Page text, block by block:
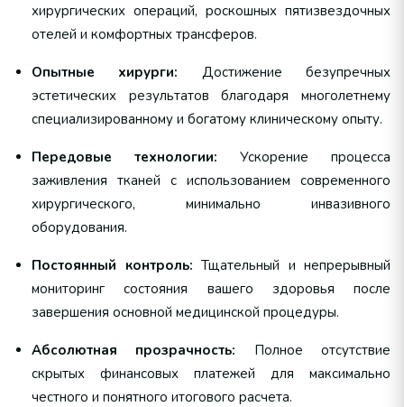
хирургических операций, роскошных пятизвездочных
отелей и комфортных трансферов.
Опытные хирурги: Достижение безупречных
эстетических результатов благодаря многолетнему
специализированному и богатому клиническому опыту.
Передовые технологии: Ускорение процесса
заживления тканей с использованием современного
хирургического, минимально инвазивного
оборудования.
Постоянный контроль: Тщательный и непрерывный
мониторинг состояния вашего здоровья после
завершения основной медицинской процедуры.
Абсолютная прозрачность: Полное отсутствие
скрытых финансовых платежей для максимально
честного и понятного итогового расчета.